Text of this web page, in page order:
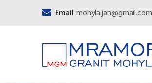
Email mohyla.jan@gmail.com